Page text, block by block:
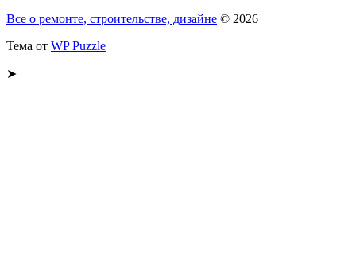
Все о ремонте, строительстве, дизайне © 2026
Тема от WP Puzzle
➤